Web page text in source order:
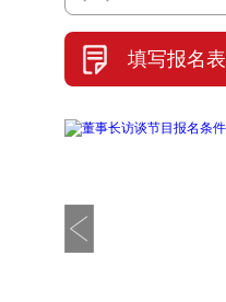
填写报名表